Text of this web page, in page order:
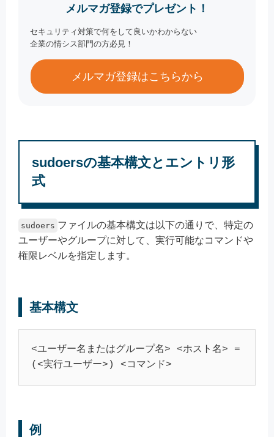
メルマガ登録でプレゼント！
セキュリティ対策で何をして良いかわからない
企業の情シス部門の方必見！
メルマガ登録はこちらから
sudoersの基本構文とエントリ形
式
sudoers ファイルの基本構文は以下の通りで、特定の
ユーザーやグループに対して、実行可能なコマンドや
権限レベルを指定します。
基本構文
<ユーザー名またはグループ名> <ホスト名> =
(<実行ユーザー>) <コマンド>
例